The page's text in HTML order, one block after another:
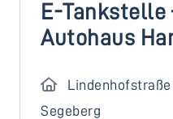
E-Tankstelle
Autohaus
Lindenhofstraße
Segeberg